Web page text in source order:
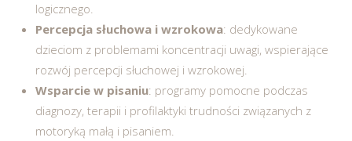
logicznego.
Percepcja słuchowa i wzrokowa: dedykowane
dzieciom z problemami koncentracji uwagi, wspierające
rozwój percepcji słuchowej i wzrokowej.
Wsparcie w pisaniu: programy pomocne podczas
diagnozy, terapii i profilaktyki trudności związanych z
motoryką małą i pisaniem.